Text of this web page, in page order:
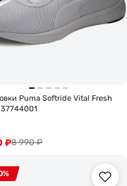
Puma Softride Vital Fresh
8 990₽
₽